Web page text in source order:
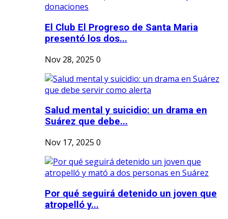
El Club El Progreso de Santa Maria
presentó los dos...
Nov 28, 2025 0
Salud mental y suicidio: un drama en
Suárez que debe...
Nov 17, 2025 0
Por qué seguirá detenido un joven que
atropelló y...